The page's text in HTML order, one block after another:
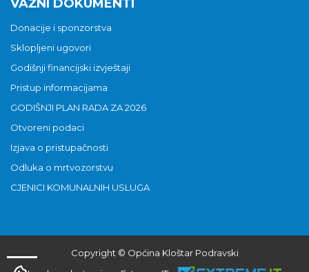
VAŽNI DOKUMENTI
Donacije i sponzorstva
Sklopljeni ugovori
Godišnji financijski izvještaji
Pristup informacijama
GODIŠNJI PLAN RADA ZA 2026
Otvoreni podaci
Izjava o pristupačnosti
Odluka o mrtvozorstvu
CJENICI KOMUNALNIH USLUGA
Copyright © Općina Kloštar Podravski